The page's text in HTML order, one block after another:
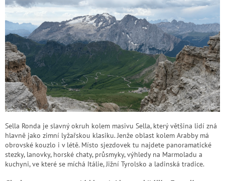
Sella Ronda je slavný okruh kolem masivu Sella, který většina lidí zná
hlavně jako zimní lyžařskou klasiku. Jenže oblast kolem Arabby má
obrovské kouzlo i v létě. Místo sjezdovek tu najdete panoramatické
stezky, lanovky, horské chaty, průsmyky, výhledy na Marmoladu a
kuchyni, ve které se míchá Itálie, Jižní Tyrolsko a ladinská tradice.